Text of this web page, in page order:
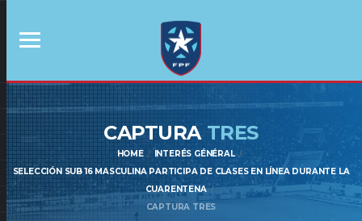
CAPTURA TRES
HOME
INTERÉS GÉNÉRAL
SELECCIÓN SUB 16 MASCULINA PARTICIPA DE CLASES EN LÍNEA DURANTE LA
CUARENTENA
CAPTURA TRES